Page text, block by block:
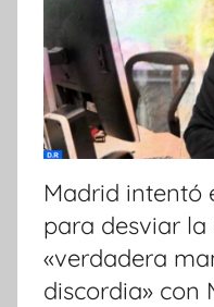
Madrid intentó
para desviar
«verdadera
discordia» con